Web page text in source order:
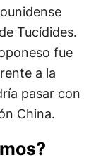
Tucídides.
fue
a la
pasar con
China.